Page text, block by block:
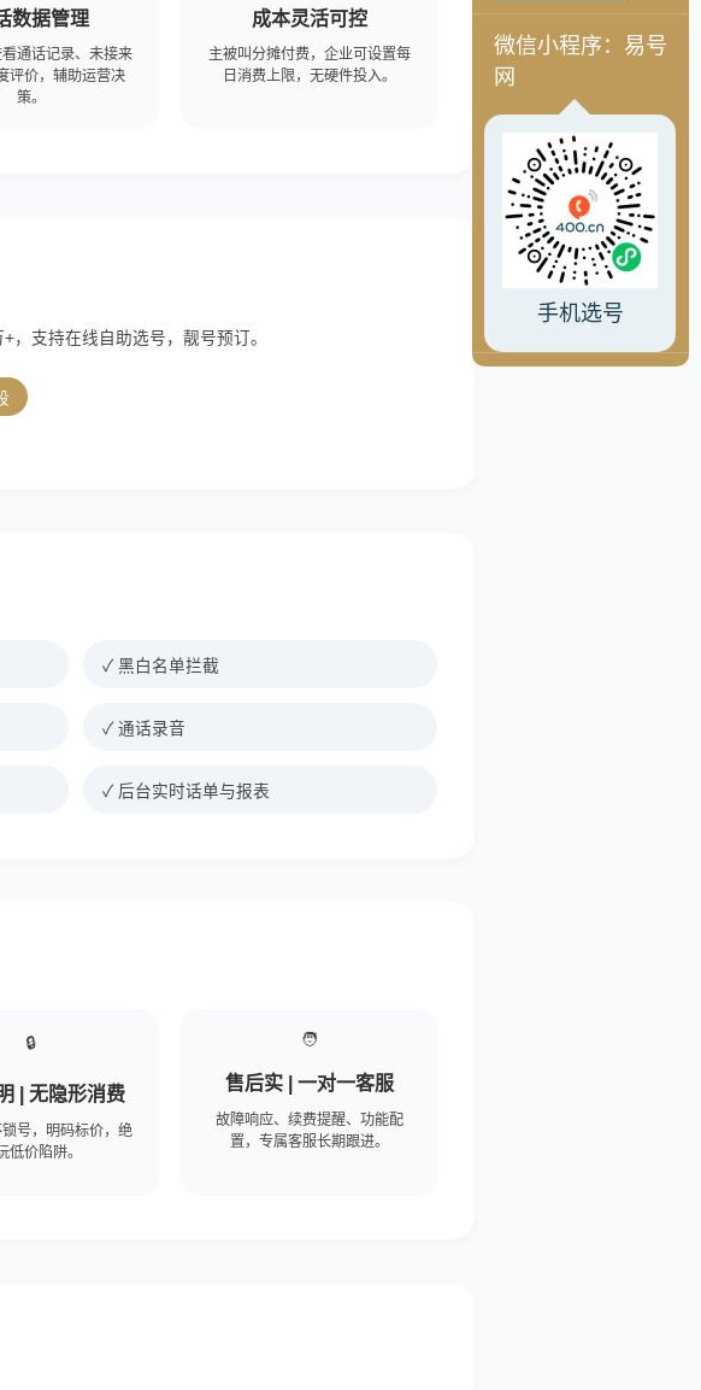
数据管理
通话记录、未接来
评价，辅助运营决
策。
成本灵活可控
主被叫分摊付费，企业可设置每
日消费上限，无硬件投入。
支持在线自助选号，靓号预订。
✓ 黑白名单拦截
✓ 通话录音
✓ 后台实时话单与报表
🔒
| 无隐形消费
号，明码标价，绝
低价陷阱。
🧑‍
售后实 | 一对一客服
故障响应、续费提醒、功能配
置，专属客服长期跟进。
微信小程序：易号
网
手机选号